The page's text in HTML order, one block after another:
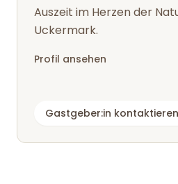
Auszeit im Herzen der
Uckermark.
Profil ansehen
Gastgeber:in kontaktieren